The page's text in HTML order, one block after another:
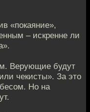
«покаяние»,
– искренне ли
Верующие будут
чекисты». За это
Но на